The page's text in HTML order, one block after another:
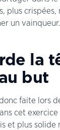
plus
un vainqueur.
la
but
donc faite lors
cet exercice
et plus solide